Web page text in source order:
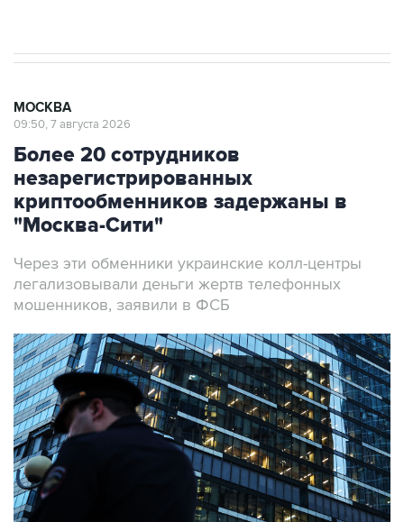
МОСКВА
09:50, 7 августа 2026
Более 20 сотрудников
незарегистрированных
криптообменников задержаны в
"Москва-Сити"
Через эти обменники украинские колл-центры
легализовывали деньги жертв телефонных
мошенников, заявили в ФСБ